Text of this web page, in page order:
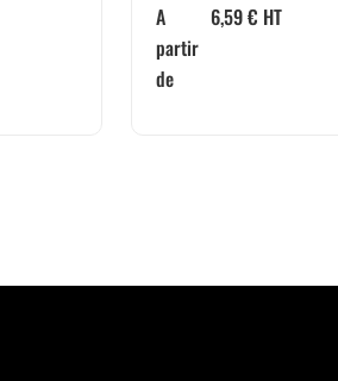
A
partir
de
6,59€ HT